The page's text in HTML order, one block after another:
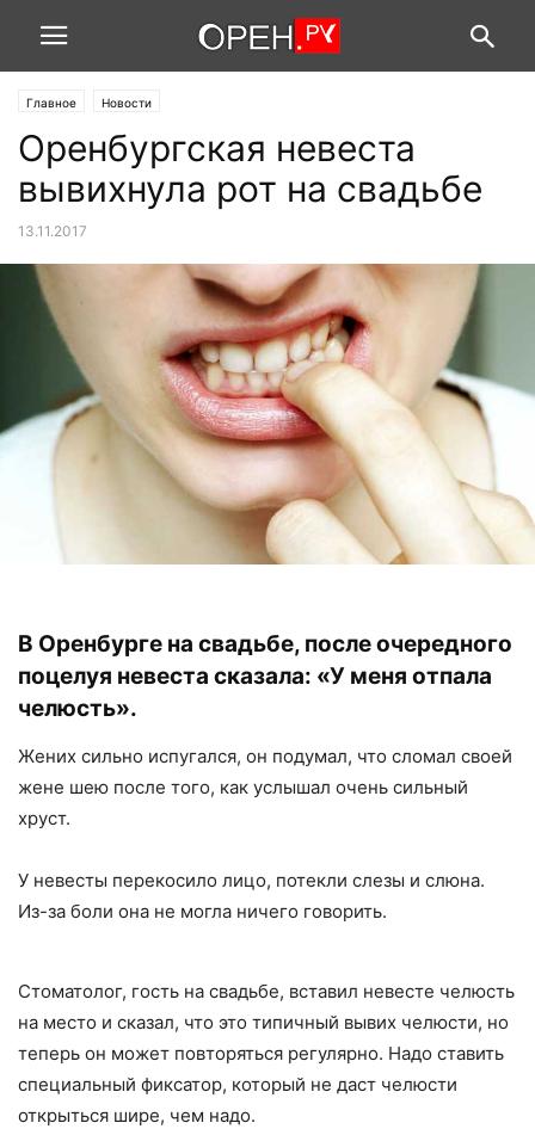
Главное Новости
Оренбургская невеста
вывихнула рот на свадьбе
13.11.2017
В Оренбурге на свадьбе, после очередного
поцелуя невеста сказала: «У меня отпала
челюсть».
Жених сильно испугался, он подумал, что сломал своей
жене шею после того, как услышал очень сильный
хруст.
У невесты перекосило лицо, потекли слезы и слюна.
Из-за боли она не могла ничего говорить.
Стоматолог, гость на свадьбе, вставил невесте челюсть
на место и сказал, что это типичный вывих челюсти, но
теперь он может повторяться регулярно. Надо ставить
специальный фиксатор, который не даст челюсти
открыться шире, чем надо.